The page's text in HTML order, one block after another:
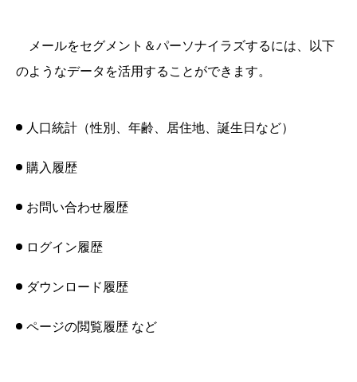
メールをセグメント＆パーソナイラズするには、以下
のようなデータを活用することができます。
人口統計（性別、年齢、居住地、誕生日など）
購入履歴
お問い合わせ履歴
ログイン履歴
ダウンロード履歴
ページの閲覧履歴 など